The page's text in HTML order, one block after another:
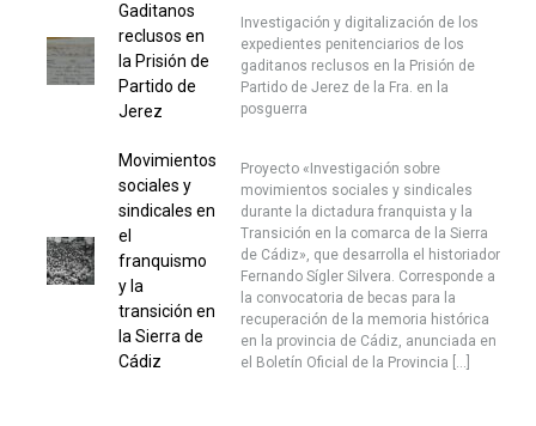
Gaditanos
reclusos en
la Prisión de
Partido de
Jerez
Investigación y digitalización de los
expedientes penitenciarios de los
gaditanos reclusos en la Prisión de
Partido de Jerez de la Fra. en la
posguerra
Movimientos
sociales y
sindicales en
el
franquismo
y la
transición en
la Sierra de
Cádiz
Proyecto «Investigación sobre
movimientos sociales y sindicales
durante la dictadura franquista y la
Transición en la comarca de la Sierra
de Cádiz», que desarrolla el historiador
Fernando Sígler Silvera. Corresponde a
la convocatoria de becas para la
recuperación de la memoria histórica
en la provincia de Cádiz, anunciada en
el Boletín Oficial de la Provincia […]